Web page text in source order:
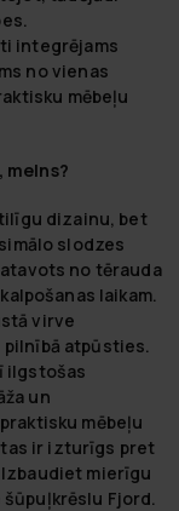
integrējams
no vienas
mēbeļu
melns?
dizainu, bet
slodzes
no tērauda
laikam.
virve
atpūsties.
ilgstošas
un
mēbeļu
ir izturīgs pret
mierīgu
Fjord.